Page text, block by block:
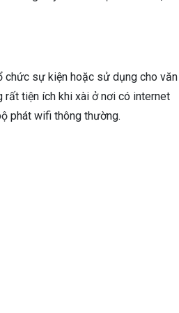
chức sự kiện hoặc sử dụng cho văn
rất tiện ích khi xài ở nơi có internet
phát wifi thông thường.